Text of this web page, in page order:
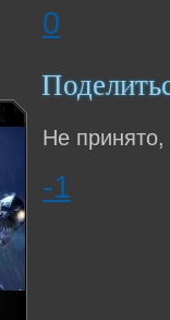
0
Не принято,
-1